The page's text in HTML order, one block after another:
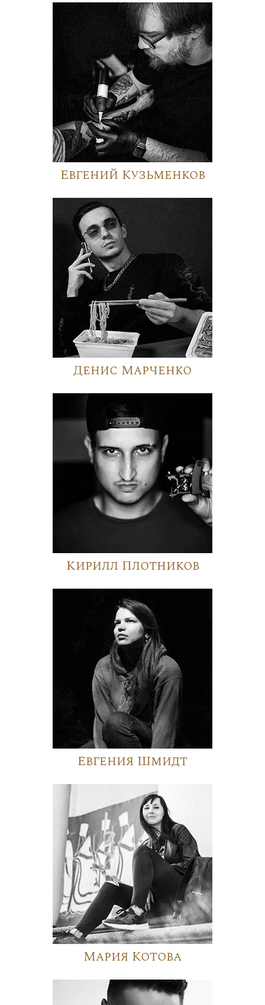
Евгений Кузьменков
Денис Марченко
Кирилл Плотников
Евгения Шмидт
Мария Котова